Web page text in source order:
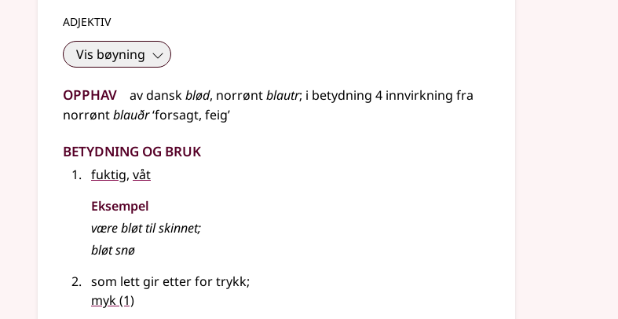
adjektiv
Vis bøyning
Opphav avdanskblød, norrøntblautr; i betydning 4 innvirkning fra
norrøntblauðr‘forsagt, feig’
Betydning og bruk
fuktig, våt
Eksempel
værebløttil skinnet;
bløt snø
som lett gir etter for trykk;
myk(1)